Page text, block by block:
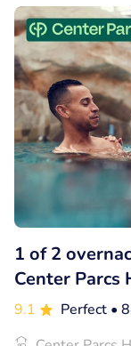
1 of 2
Center Parcs
9.1 Perfect •